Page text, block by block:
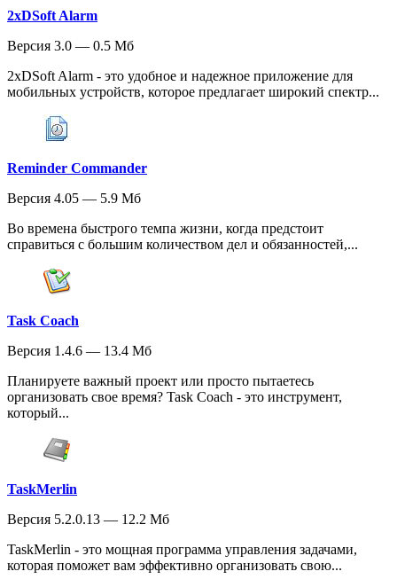
2xDSoft Alarm
Версия 3.0 — 0.5 Мб
2xDSoft Alarm - это удобное и надежное приложение для
мобильных устройств, которое предлагает широкий спектр...
Reminder Commander
Версия 4.05 — 5.9 Мб
Во времена быстрого темпа жизни, когда предстоит
справиться с большим количеством дел и обязанностей,...
Task Coach
Версия 1.4.6 — 13.4 Мб
Планируете важный проект или просто пытаетесь
организовать свое время? Task Coach - это инструмент,
который...
TaskMerlin
Версия 5.2.0.13 — 12.2 Мб
TaskMerlin - это мощная программа управления задачами,
которая поможет вам эффективно организовать свою...